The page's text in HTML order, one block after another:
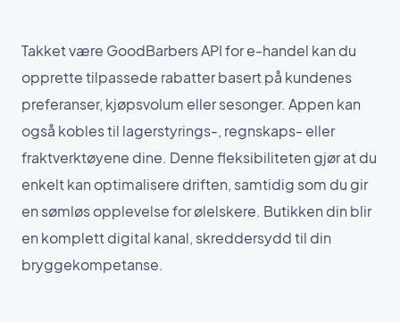
Takket være GoodBarbers API for e-handel kan du
opprette tilpassede rabatter basert på kundenes
preferanser, kjøpsvolum eller sesonger. Appen kan
også kobles til lagerstyrings-, regnskaps- eller
fraktverktøyene dine. Denne fleksibiliteten gjør at du
enkelt kan optimalisere driften, samtidig som du gir
en sømløs opplevelse for ølelskere. Butikken din blir
en komplett digital kanal, skreddersydd til din
bryggekompetanse.